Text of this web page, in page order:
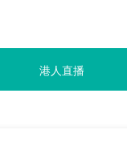
港人直播